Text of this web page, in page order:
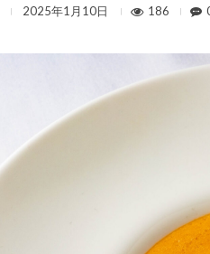
2025年1月10日 186